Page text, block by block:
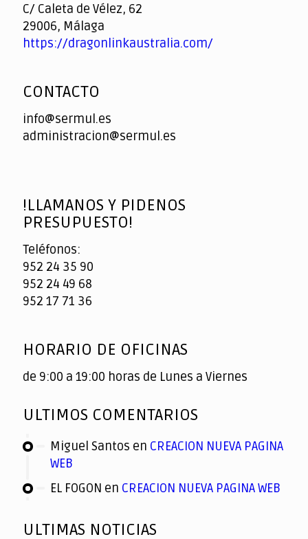
C/ Caleta de Vélez, 62
29006, Málaga
https://dragonlinkaustralia.com/
CONTACTO
info@sermul.es
administracion@sermul.es
!LLAMANOS Y PIDENOS
PRESUPUESTO!
Teléfonos:
952 24 35 90
952 24 49 68
952 17 71 36
HORARIO DE OFICINAS
de 9:00 a 19:00 horas de Lunes a Viernes
ULTIMOS COMENTARIOS
Miguel Santos en CREACION NUEVA PAGINA
WEB
EL FOGON en CREACION NUEVA PAGINA WEB
ULTIMAS NOTICIAS